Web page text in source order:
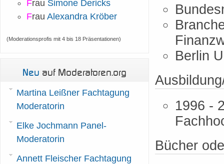
Berlin
1996 -
Bücher
Frau Simone Dericks
Frau Alexandra Kröber
(Moderationsprofis mit 4 bis 18 Präsentationen)
Neu auf Moderatoren.org
Martina Leißner Fachtagung
Moderatorin
Elke Jochmann Panel-
Moderatorin
Annett Fleischer Fachtagung